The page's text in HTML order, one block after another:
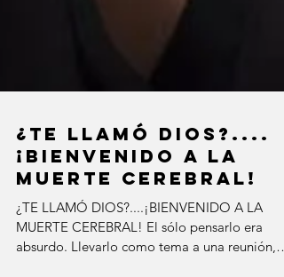
¿TE LLAMÓ DIOS?....
¡BIENVENIDO A LA
MUERTE CEREBRAL!